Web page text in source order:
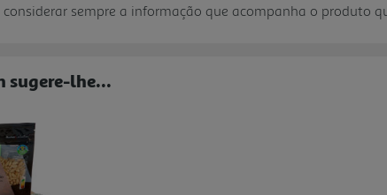
sempre a informação que acompanha o produto
sugere-lhe...